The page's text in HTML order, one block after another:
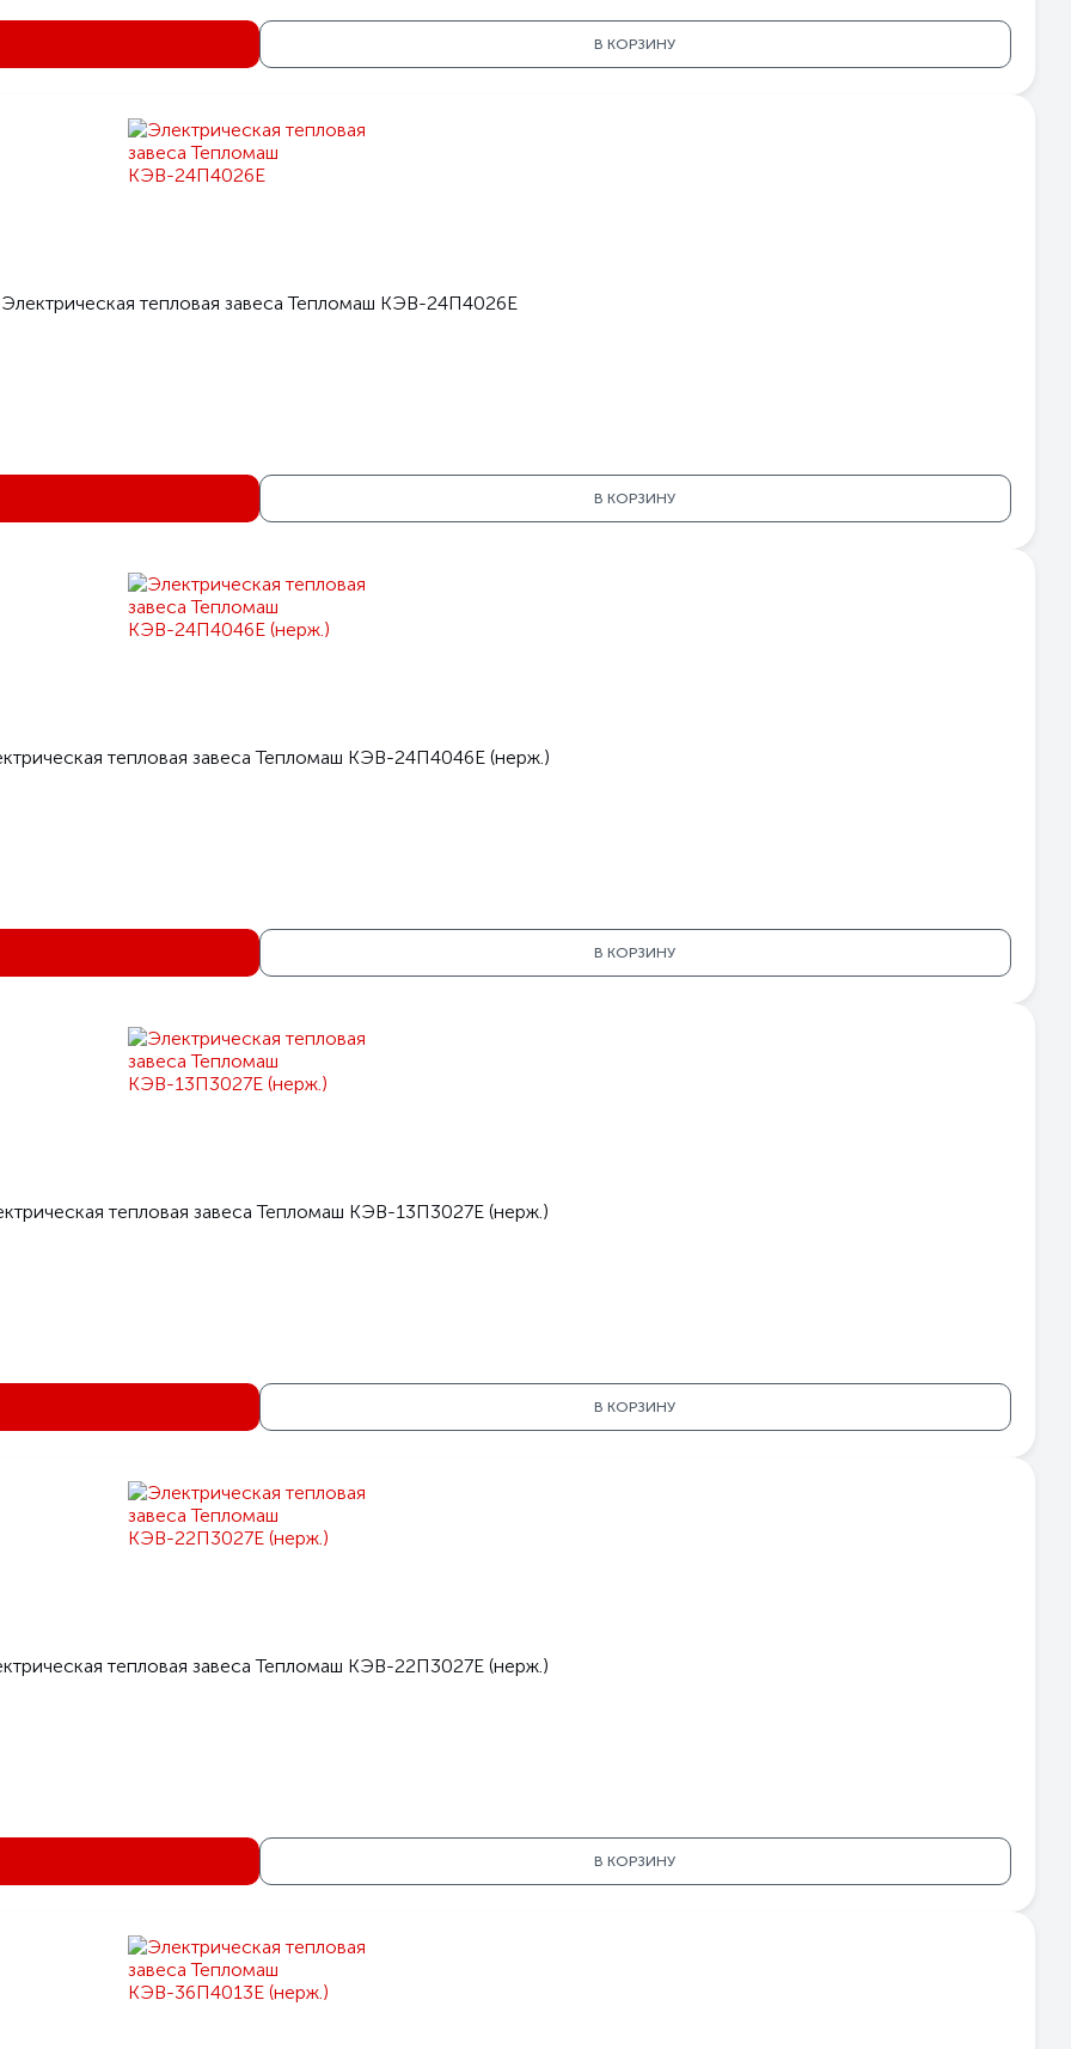
Электрическая тепловая завеса
Электрическая тепловая завеса Тепломаш КЭВ-18П3027E (нерж.)
В КОРЗИНУ
Электрическая тепловая завеса Тепломаш КЭВ-24П4026Е
В КОРЗИНУ
тепловая завеса Тепломаш КЭВ-24П4046E (нерж.)
В КОРЗИНУ
тепловая завеса Тепломаш КЭВ-13П3027E (нерж.)
В КОРЗИНУ
тепловая завеса Тепломаш КЭВ-22П3027E (нерж.)
В КОРЗИНУ